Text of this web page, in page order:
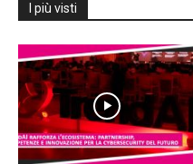
I più visti